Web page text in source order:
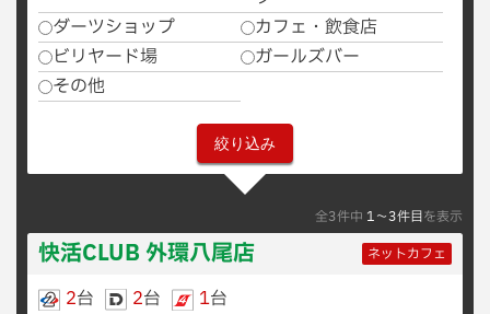
ダーツショップ
カフェ・飲食店
ビリヤード場
ガールズバー
その他
全3件中 1〜3件目を表示
快活CLUB 外環八尾店 ネットカフェ
2台 2台 1台